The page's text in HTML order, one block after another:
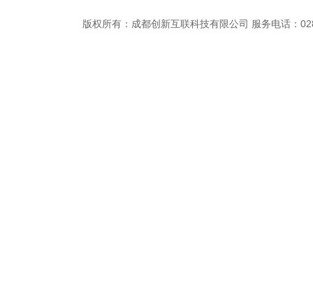
版权所有：成都创新互联科技有限公司 服务电话：